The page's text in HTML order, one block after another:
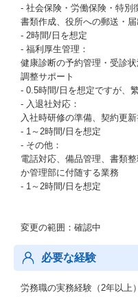
- 社会保険・労働保険・特別
書類作成、役所への郵送・
- 2時間/日を想定
- 福利厚生管理：
健康診断の予約管理・受診
調整サポート
- 0.5時間/日を想定ですが、
- 入退社対応：
入社時研修の準備、契約更
- 1～2時間/日を想定
- その他：
電話対応、備品管理、書類
か管理部に付随する業務
- 1～2時間/日を想定
変更の範囲：確認中
必要な経験
労務職の実務経験（2年以上）